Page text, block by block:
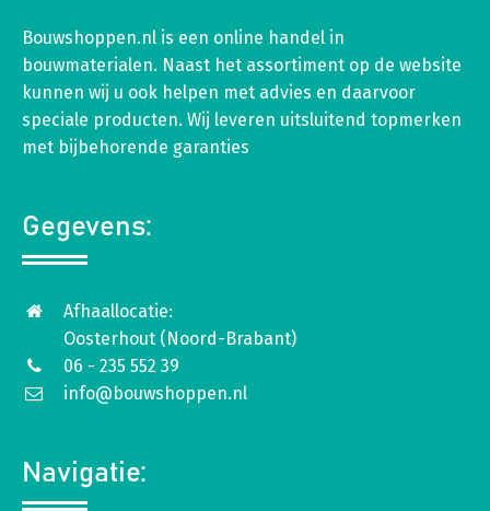
Bouwshoppen.nl is een online handel in
bouwmaterialen. Naast het assortiment op de website
kunnen wij u ook helpen met advies en daarvoor
speciale producten. Wij leveren uitsluitend topmerken
met bijbehorende garanties
Gegevens:
Afhaallocatie:
Oosterhout (Noord-Brabant)
06 - 235 552 39
info@bouwshoppen.nl
Navigatie: